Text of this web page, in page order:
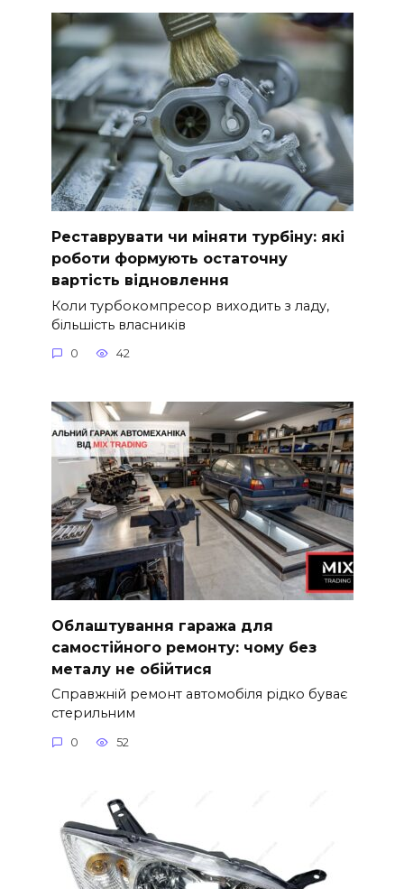
Реставрувати чи міняти турбіну: які
роботи формують остаточну
вартість відновлення
Коли турбокомпресор виходить з ладу,
більшість власників
0 42
Облаштування гаража для
самостійного ремонту: чому без
металу не обійтися
Справжній ремонт автомобіля рідко буває
стерильним
0 52